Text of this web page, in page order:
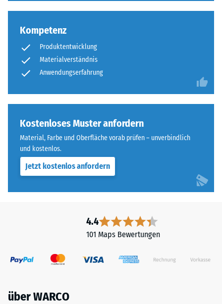
Kompetenz
Produktentwicklung
Materialverständnis
Anwendungserfahrung
Kostenloses Muster anfordern
Material, Farbe und Oberfläche vorab prüfen – unverbindlich
und kostenlos.
Jetzt kostenlos anfordern
4.4
101 Maps Bewertungen
über WARCO